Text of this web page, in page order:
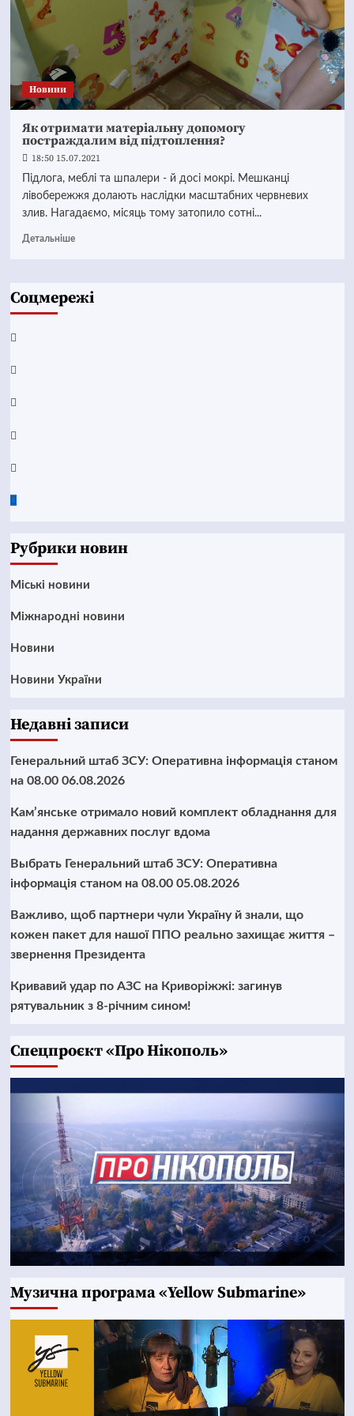
Новини
Як отримати матеріальну допомогу
постраждалим від підтоплення?
18:50 15.07.2021
Підлога, меблі та шпалери - й досі мокрі. Мешканці
лівобережжя долають наслідки масштабних червневих
злив. Нагадаємо, місяць тому затопило сотні...
Детальніше
Соцмережі
Facebook
YouTube
Telegram
Instagram
Twitter
Google
Рубрики новин
Mіські новини
Міжнародні новини
Новини
Новини України
Недавні записи
Генеральний штаб ЗСУ: Оперативна інформація станом
на 08.00 06.08.2026
Кам’янське отримало новий комплект обладнання для
надання державних послуг вдома
Выбрать Генеральний штаб ЗСУ: Оперативна
інформація станом на 08.00 05.08.2026
Важливо, щоб партнери чули Україну й знали, що
кожен пакет для нашої ППО реально захищає життя –
звернення Президента
Кривавий удар по АЗС на Криворіжжі: загинув
рятувальник з 8-річним сином!
Cпецпроєкт «Про Нікополь»
Музична програма «Yellow Submarine»